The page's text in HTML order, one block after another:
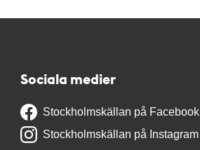
Sociala medier
Stockholmskällan på Facebook
Stockholmskällan på Instagram